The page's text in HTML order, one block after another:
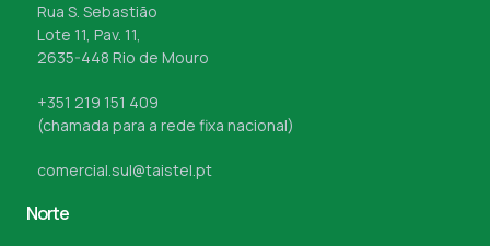
Rua S. Sebastião
Lote 11, Pav. 11,
2635-448 Rio de Mouro
+351 219 151 409
(chamada para a rede fixa nacional)
comercial.sul@taistel.pt
Norte